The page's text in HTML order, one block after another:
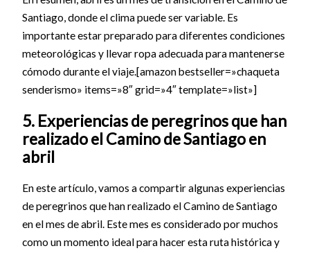
Santiago, donde el clima puede ser variable. Es
importante estar preparado para diferentes condiciones
meteorológicas y llevar ropa adecuada para mantenerse
cómodo durante el viaje.[amazon bestseller=»chaqueta
senderismo» items=»8″ grid=»4″ template=»list»]
5. Experiencias de peregrinos que han
realizado el Camino de Santiago en
abril
En este artículo, vamos a compartir algunas experiencias
de peregrinos que han realizado el Camino de Santiago
en el mes de abril. Este mes es considerado por muchos
como un momento ideal para hacer esta ruta histórica y